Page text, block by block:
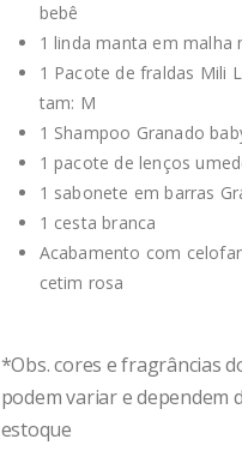
bebê
1 linda manta em malha
1 Pacote de fraldas Mili
tam: M
1 Shampoo Granado
1 pacote de lenços
1 sabonete em barras
1 cesta branca
Acabamento com
cetim rosa
*Obs. cores e fragrâncias
podem variar e dependem
estoque